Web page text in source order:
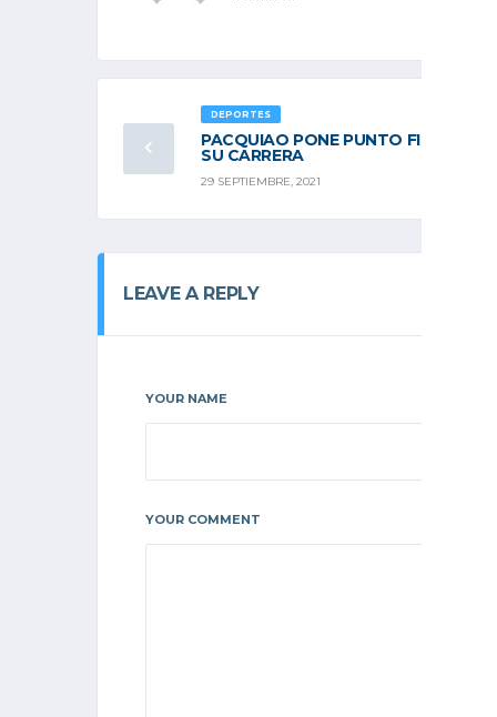
DEPORTES
PACQUIAO PONE PUNTO FINAL A
SU CARRERA
29 SEPTIEMBRE, 2021
LEAVE A REPLY
YOUR NAME
YOUR COMMENT